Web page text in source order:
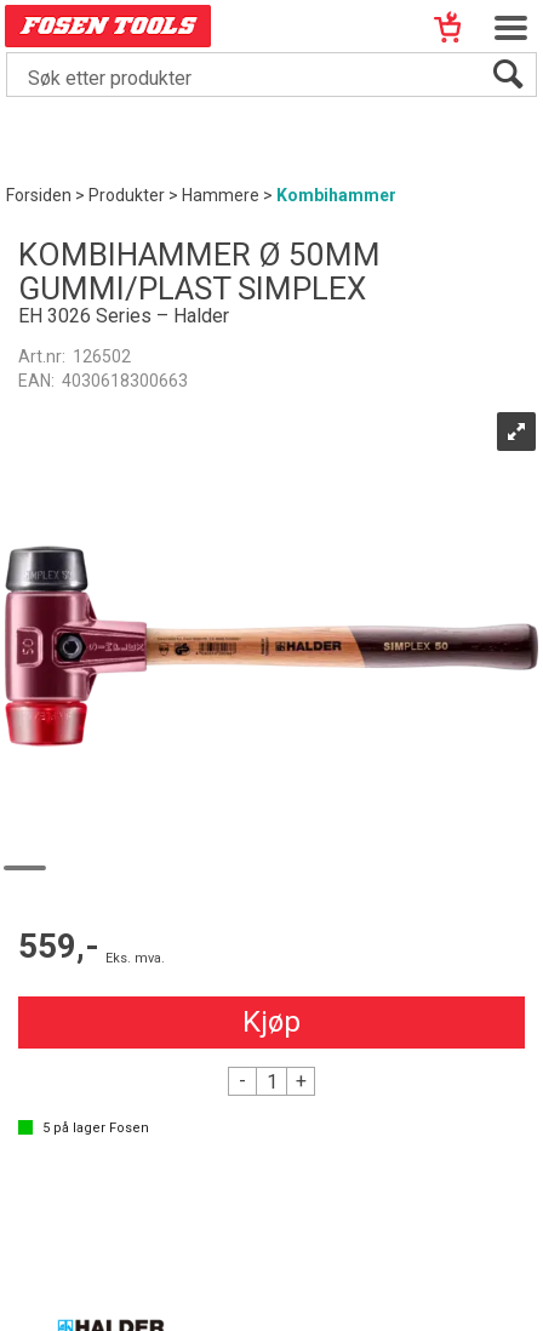
Forsiden>Produkter>Hammere> Kombihammer
KOMBIHAMMER Ø 50MM
GUMMI/PLAST SIMPLEX
EH 3026 Series – Halder
Art.nr: 126502
EAN: 4030618300663
559,- Eks. mva.
Kjøp
- +
5 på lager Fosen